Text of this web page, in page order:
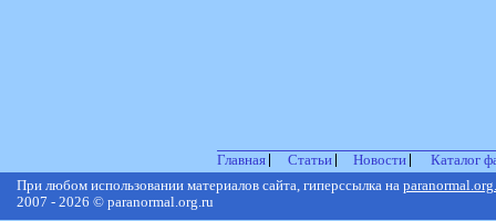
Главная Статьи Новости
Каталог
При любом использовании материалов сайта, гиперссылка на
2007 - 2026 © paranormal.org.ru